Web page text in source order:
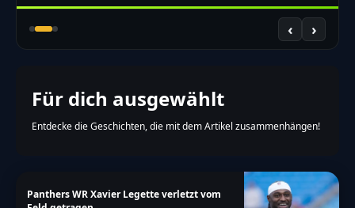
‹ ›
Für dich ausgewählt
Entdecke die Geschichten, die mit dem Artikel zusammenhängen!
Panthers WR Xavier Legette verletzt vom